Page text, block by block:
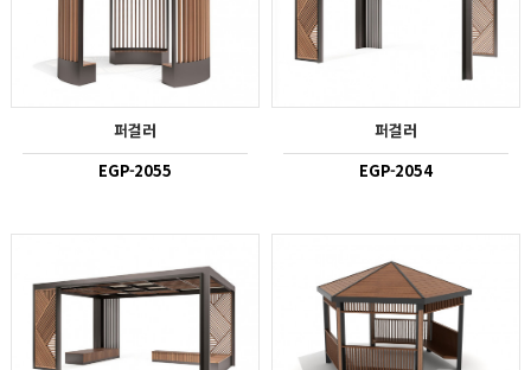
퍼걸러
EGP-2055
퍼걸러
EGP-2054